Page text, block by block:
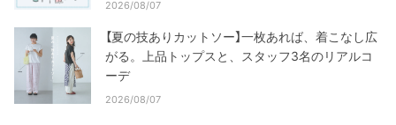
2026/08/07
【夏の技ありカットソー】一枚あれば、着こなし広
がる。上品トップスと、スタッフ3名のリアルコ
ーデ
2026/08/07